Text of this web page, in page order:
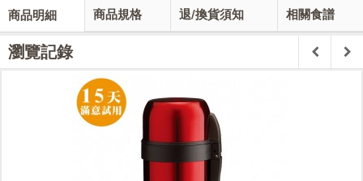
商品明細 商品規格 退/換貨須知 相關食譜
瀏覽記錄